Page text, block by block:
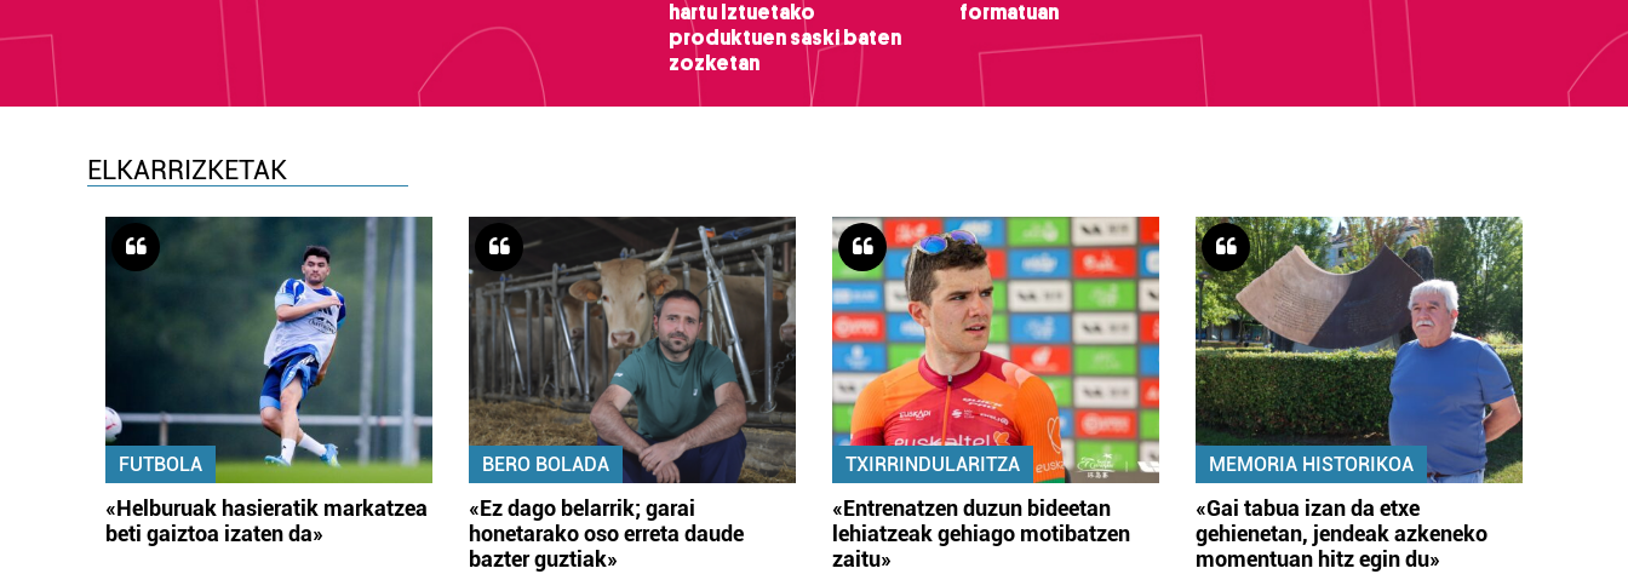
hartu Iztuetako
produktuen saski baten
zozketan
formatuan
ELKARRIZKETAK
FUTBOLA
«Helburuak hasieratik markatzea
beti gaiztoa izaten da»
BERO BOLADA
«Ez dago belarrik; garai
honetarako oso erreta daude
bazter guztiak»
TXIRRINDULARITZA
«Entrenatzen duzun bideetan
lehiatzeak gehiago motibatzen
zaitu»
MEMORIA HISTORIKOA
«Gai tabua izan da etxe
gehienetan, jendeak azkeneko
momentuan hitz egin du»